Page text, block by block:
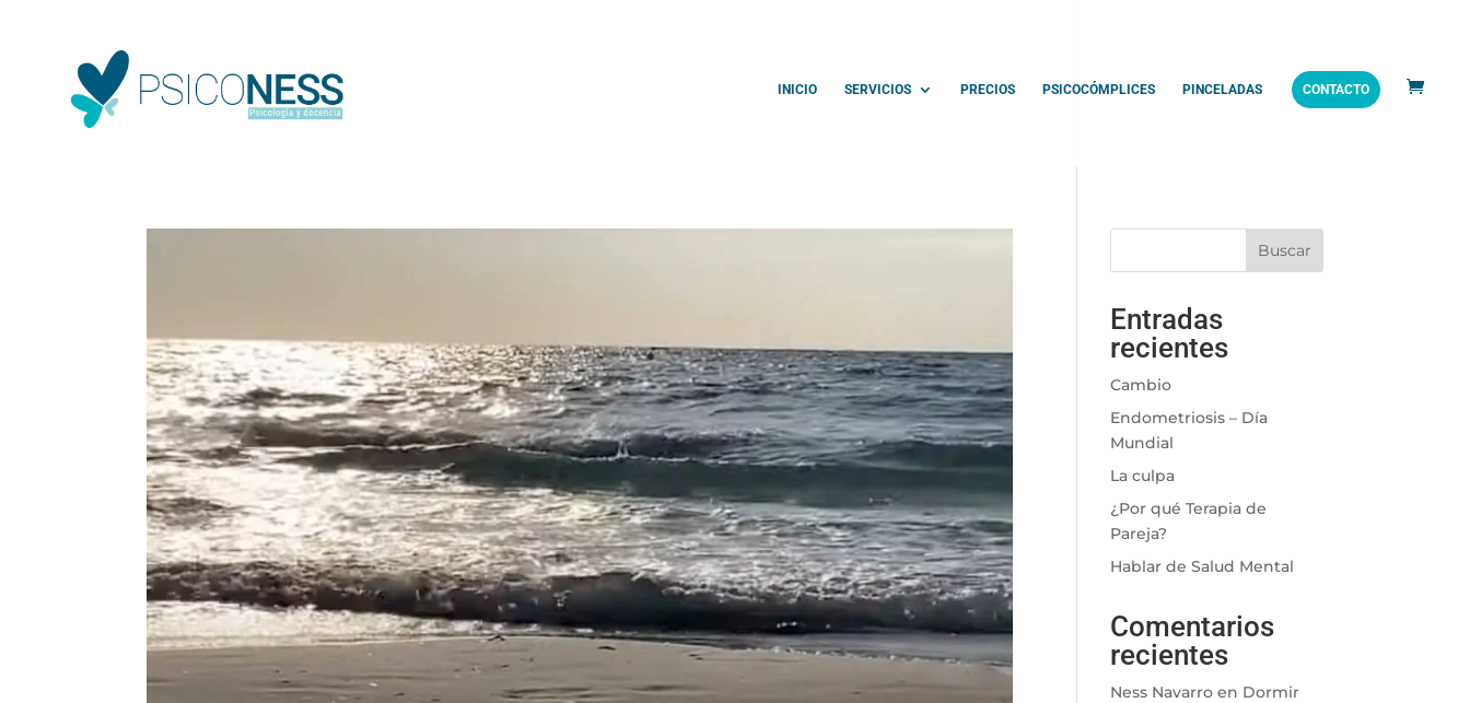
INICIO SERVICIOS PRECIOS PSICOCÓMPLICES PINCELADAS CONTACTO
Buscar
Entradas
recientes
Cambio
Endometriosis – Día
Mundial
La culpa
¿Por qué Terapia de
Pareja?
Hablar de Salud Mental
Comentarios
recientes
Ness Navarro en Dormir